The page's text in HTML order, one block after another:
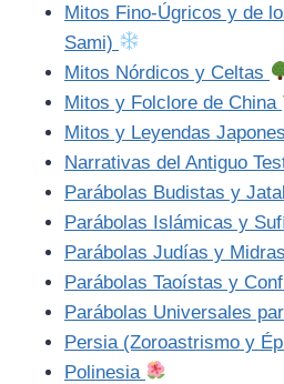
Mitos Fino-Úgricos y de
Sami)
Mitos Nórdicos y Celtas
Mitos y Folclore de China
Mitos y Leyendas
Narrativas del Antiguo
Parábolas Budistas y
Parábolas Islámicas y
Parábolas Judías y
Parábolas Taoístas y
Parábolas Universales
Persia (Zoroastrismo y
Polinesia